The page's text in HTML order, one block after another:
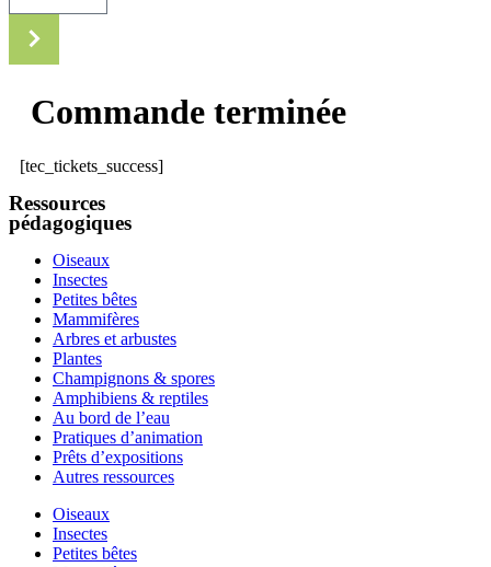
Commande terminée
[tec_tickets_success]
Ressources
pédagogiques
Oiseaux
Insectes
Petites bêtes
Mammifères
Arbres et arbustes
Plantes
Champignons & spores
Amphibiens & reptiles
Au bord de l’eau
Pratiques d’animation
Prêts d’expositions
Autres ressources
Oiseaux
Insectes
Petites bêtes